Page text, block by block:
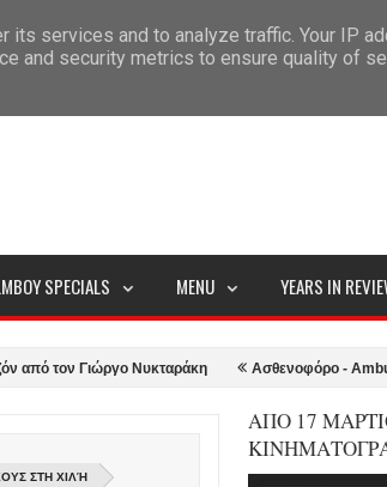
SPECIALS MENU YEARS IN
Γιώργο Νυκταράκη Ασθενοφόρο - Ambulance
ΣΤΗ ΧΙΛΉ
ΑΠΟ 17
services and to analyze traffic. Your IP
and security metrics to ensure quality of